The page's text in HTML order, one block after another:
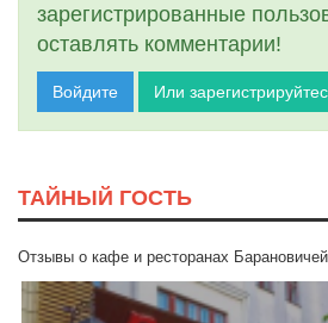
зарегистрированные
оставлять комментарии!
Войдите Или
ТАЙНЫЙ ГОСТЬ
Отзывы о кафе и ресторанах Барановичей